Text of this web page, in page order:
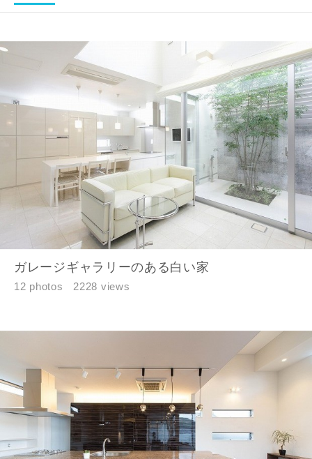
ガレージギャラリーのある白い家
12 photos 2228 views